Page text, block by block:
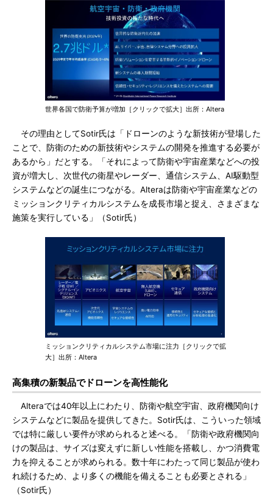
世界各国で防衛予算が増加［クリックで拡大］出所：Altera
その理由としてSotir氏は「ドローンのような新技術が登場した
ことで、防衛のための新技術やシステムの開発を推進する必要が
あるから」だとする。「それによって防衛や宇宙産業などへの投
資が増大し、次世代の衛星やレーダー、通信システム、AI駆動型
システムなどの誕生につながる。Alteraは防衛や宇宙産業などの
ミッションクリティカルシステムを成長市場と捉え、さまざまな
施策を実行している」（Sotir氏）
ミッションクリティカルシステム市場に注力［クリックで拡
大］出所：Altera
高集積の新製品でドローンを高性能化
Alteraでは40年以上にわたり、防衛や航空宇宙、政府機関向け
システムなどに製品を提供してきた。Sotir氏は、こういった領域
では特に厳しい要件が求められると述べる。「防衛や政府機関向
けの製品は、サイズは変えずに新しい性能を搭載し、かつ消費電
力を抑えることが求められる。数十年にわたって同じ製品が使わ
れ続けるため、より多くの機能を備えることも必要とされる」
（Sotir氏）